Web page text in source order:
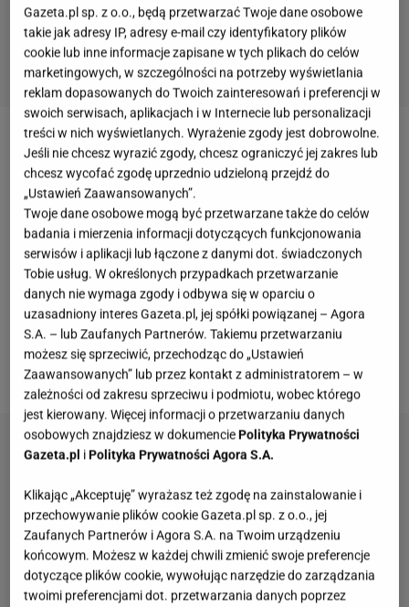
Standardowe wymiarykabiny prysznicowejwynoszą
80 x 80 cm lub 90 x 90 cm.
Mała łazienka z prysznicem bez brodzika
Jeśli wybierzemy prysznic bez brodzika, łazienka
wyda się optycznie większa. Można wówczas
zamiastkabiny prysznicowejwprowadzić szklaną
ścianę lub drzwi. Takie rozwiązanie wygląda
nowocześnie i nie zabiera dodatkowego miejsca.
Gazeta.pl sp. z o.o., będą przetwarzać Twoje dane osobowe
takie jak adresy IP, adresy e-mail czy identyfikatory plików
cookie lub inne informacje zapisane w tych plikach do celów
marketingowych, w szczególności na potrzeby wyświetlania
reklam dopasowanych do Twoich zainteresowań i preferencji w
swoich serwisach, aplikacjach i w Internecie lub personalizacji
treści w nich wyświetlanych. Wyrażenie zgody jest dobrowolne.
Jeśli nie chcesz wyrazić zgody, chcesz ograniczyć jej zakres lub
chcesz wycofać zgodę uprzednio udzieloną przejdź do
„Ustawień Zaawansowanych”.
Twoje dane osobowe mogą być przetwarzane także do celów
badania i mierzenia informacji dotyczących funkcjonowania
serwisów i aplikacji lub łączone z danymi dot. świadczonych
Tobie usług. W określonych przypadkach przetwarzanie
danych nie wymaga zgody i odbywa się w oparciu o
uzasadniony interes Gazeta.pl, jej spółki powiązanej – Agora
S.A. – lub Zaufanych Partnerów. Takiemu przetwarzaniu
możesz się sprzeciwić, przechodząc do „Ustawień
Zaawansowanych” lub przez kontakt z administratorem – w
zależności od zakresu sprzeciwu i podmiotu, wobec którego
jest kierowany. Więcej informacji o przetwarzaniu danych
osobowych znajdziesz w dokumencie Polityka Prywatności
Gazeta.pl i Polityka Prywatności Agora S.A.
Klikając „Akceptuję” wyrażasz też zgodę na zainstalowanie i
przechowywanie plików cookie Gazeta.pl sp. z o.o., jej
Zaufanych Partnerów i Agora S.A. na Twoim urządzeniu
końcowym. Możesz w każdej chwili zmienić swoje preferencje
dotyczące plików cookie, wywołując narzędzie do zarządzania
twoimi preferencjami dot. przetwarzania danych poprzez